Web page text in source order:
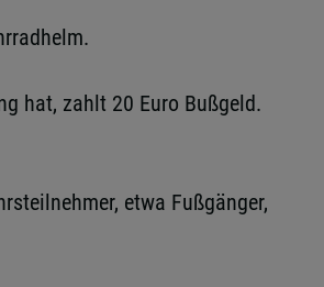
hat, zahlt 20 Euro Bußgeld.
etwa Fußgänger,